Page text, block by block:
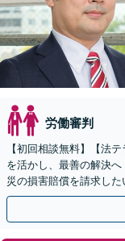
労働審判
【初回相談無料】【法
を活かし、最善の解決
災の損害賠償を請求し
企業側の労務問題にも